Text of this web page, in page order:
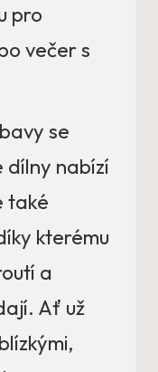
pro
večer s
se
dílny nabízí
také
kterému
a
Ať už